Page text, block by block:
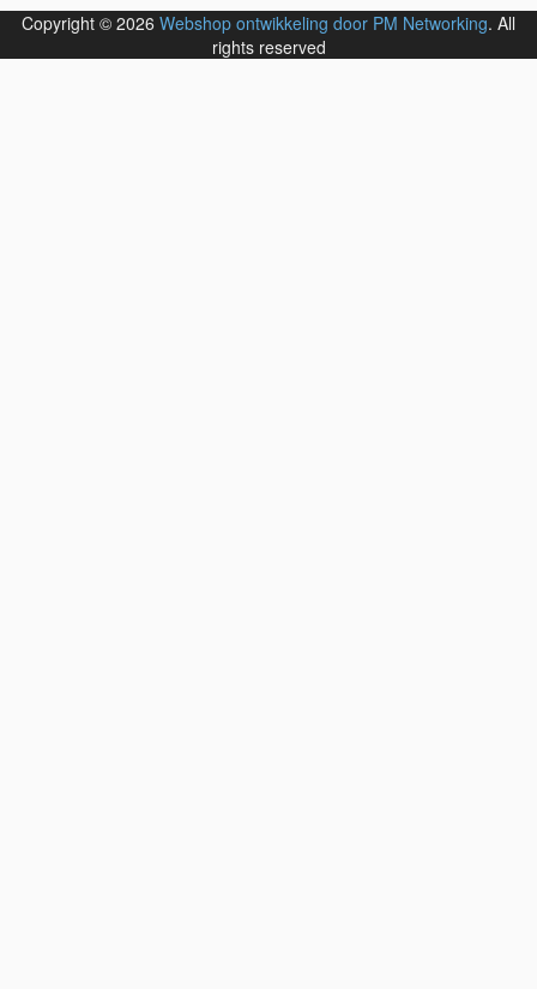
Copyright © 2026 Webshop ontwikkeling door PM Networking. All
rights reserved